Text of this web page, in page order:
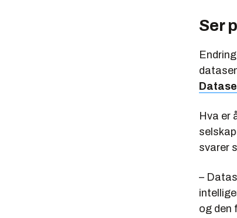
Ser
Hva er
svarer
–
og den